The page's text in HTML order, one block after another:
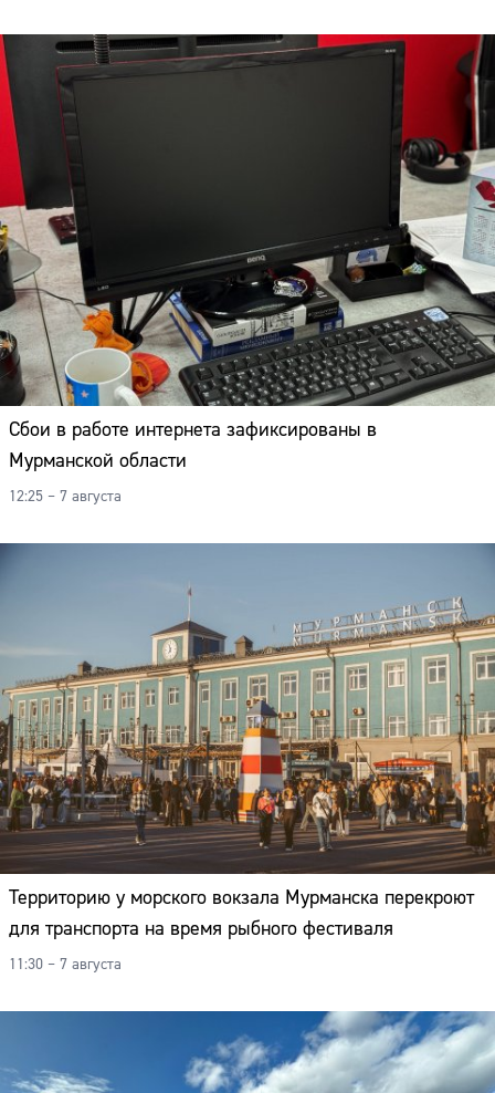
Сбои в работе интернета зафиксированы в
Мурманской области
12:25 – 7 августа
Территорию у морского вокзала Мурманска перекроют
для транспорта на время рыбного фестиваля
11:30 – 7 августа